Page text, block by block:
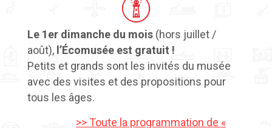
Le 1er dimanche du mois (hors juillet /
août), l’Écomusée est gratuit !
Petits et grands sont les invités du musée
avec des visites et des propositions pour
tous les âges.
>> Toute la programmation de «